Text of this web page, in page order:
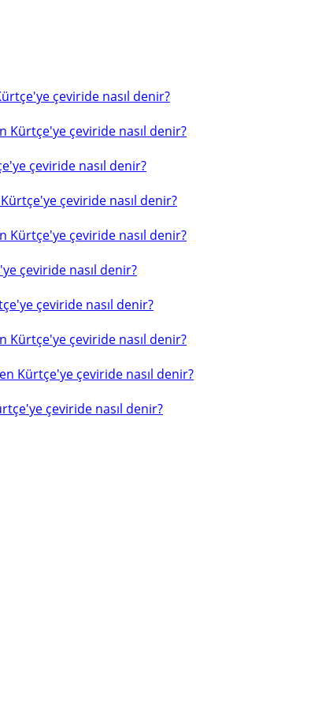
çeviride nasıl denir?
Kürtçe'ye çeviride nasıl denir?
çeviride nasıl denir?
çeviride nasıl denir?
Kürtçe'ye çeviride nasıl denir?
çeviride nasıl denir?
çeviride nasıl denir?
Kürtçe'ye çeviride nasıl denir?
Kürtçe'ye çeviride nasıl denir?
çeviride nasıl denir?